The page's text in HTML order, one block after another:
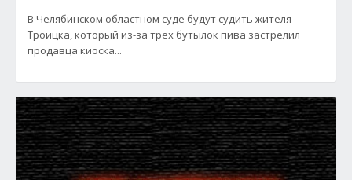
В Челябинском областном суде будут судить жителя
Троицка, который из-за трех бутылок пива застрелил
продавца киоска...